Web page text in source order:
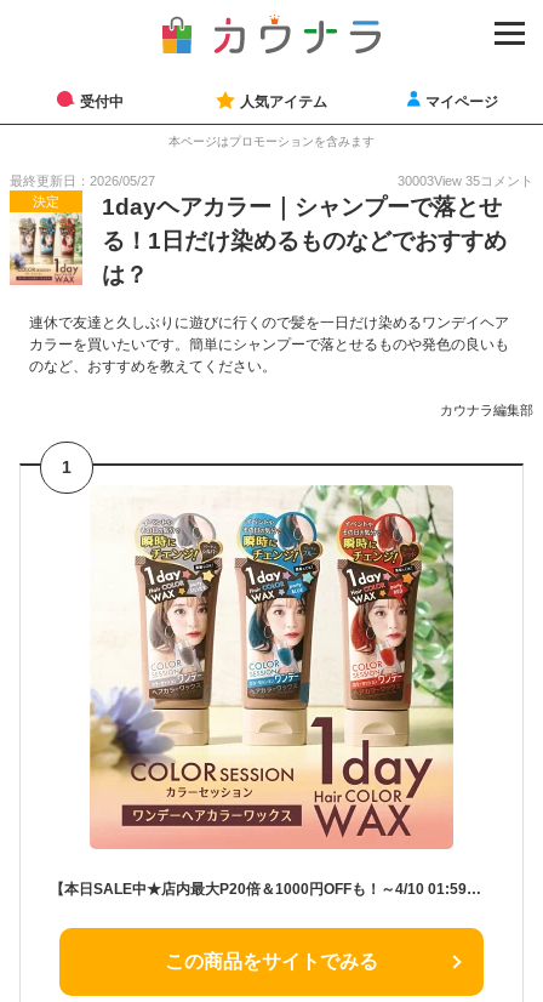
受付中 人気アイテム マイページ
本ページはプロモーションを含みます
最終更新日：2026/05/27 30003View 35コメント
決定
1dayヘアカラー｜シャンプーで落とせ
る！1日だけ染めるものなどでおすすめ
は？
連休で友達と久しぶりに遊びに行くので髪を一日だけ染めるワンデイヘア
カラーを買いたいです。簡単にシャンプーで落とせるものや発色の良いも
のなど、おすすめを教えてください。
カウナラ編集部
1
【本日SALE中★店内最大P20倍＆1000円OFFも！～4/10 01:59】カラーワックス 【公式】 カラーセッション1Day カラーワックス 40g 送料無料 お試し ヘアカラー カラーリング カラーリングトリートメント
この商品をサイトでみる